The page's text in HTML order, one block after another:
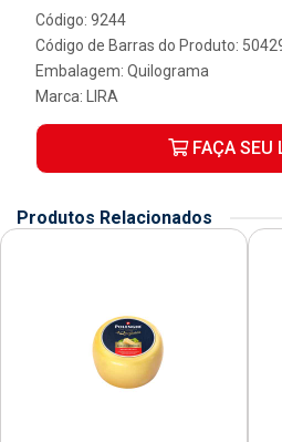
Código: 9244
Código de Barras do Produto:
Embalagem: Quilograma
Marca:
LIRA
FAÇA SEU
Produtos Relacionados